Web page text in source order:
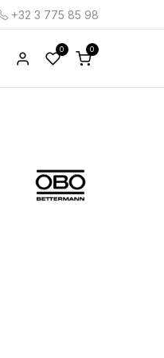
+32 3 775 85 98
0 0